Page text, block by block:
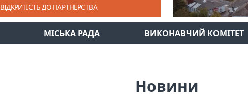
ВІДКРИТІСТЬ ДО ПАРТНЕРСТВА
МІСЬКА РАДА ВИКОНАВЧИЙ КОМІТЕТ
Новини